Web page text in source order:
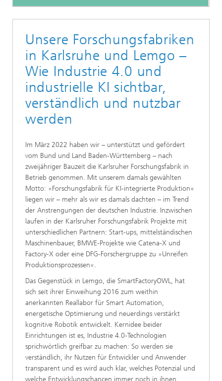
Unsere Forschungsfabriken
in Karlsruhe und Lemgo –
Wie Industrie 4.0 und
industrielle KI sichtbar,
verständlich und nutzbar
werden
Im März 2022 haben wir – unterstützt und gefördert
vom Bund und Land Baden-Württemberg – nach
zweijähriger Bauzeit die Karlsruher Forschungsfabrik in
Betrieb genommen. Mit unserem damals gewählten
Motto: »Forschungsfabrik für KI-integrierte Produktion«
liegen wir – mehr als wir es damals dachten – im Trend
der Anstrengungen der deutschen Industrie. Inzwischen
laufen in der Karlsruher Forschungsfabrik Projekte mit
unterschiedlichen Partnern: Start-ups, mittelständischen
Maschinenbauer, BMWE-Projekte wie Catena-X und
Factory-X oder eine DFG-Forschergruppe zu »Unreifen
Produktionsprozessen«.
Das Gegenstück in Lemgo, die SmartFactoryOWL, hat
sich seit ihrer Einweihung 2016 zum weithin
anerkannten Reallabor für Smart Automation,
energetische Optimierung und neuerdings verstärkt
kognitive Robotik entwickelt. Kernidee beider
Einrichtungen ist es, Industrie 4.0-Technologien
sprichwörtlich greifbar zu machen: So werden sie
verständlich, ihr Nutzen für Entwickler und Anwender
transparent und es wird auch klar, welches Potenzial und
welche Entwicklungschancen immer noch in ihnen